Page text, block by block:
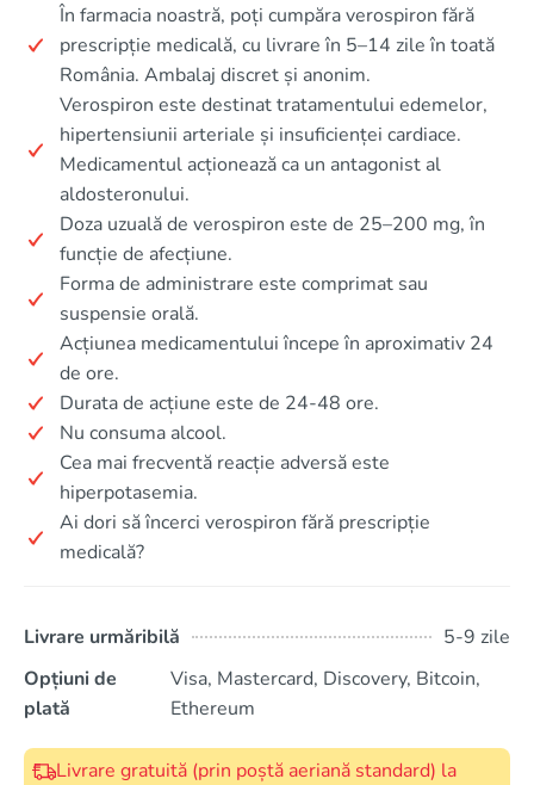
În farmacia noastră, poți cumpăra verospiron fără
prescripție medicală, cu livrare în 5–14 zile în toată
România. Ambalaj discret și anonim.
Verospiron este destinat tratamentului edemelor,
hipertensiunii arteriale și insuficienței cardiace.
Medicamentul acționează ca un antagonist al
aldosteronului.
Doza uzuală de verospiron este de 25–200 mg, în
funcție de afecțiune.
Forma de administrare este comprimat sau
suspensie orală.
Acțiunea medicamentului începe în aproximativ 24
de ore.
Durata de acțiune este de 24-48 ore.
Nu consuma alcool.
Cea mai frecventă reacție adversă este
hiperpotasemia.
Ai dori să încerci verospiron fără prescripție
medicală?
Livrare urmăribilă
5-9 zile
Opțiuni de
plată
Visa, Mastercard, Discovery, Bitcoin,
Ethereum
Livrare gratuită (prin poștă aeriană standard) la